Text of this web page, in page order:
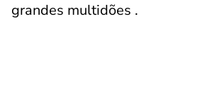
grandes multidões .